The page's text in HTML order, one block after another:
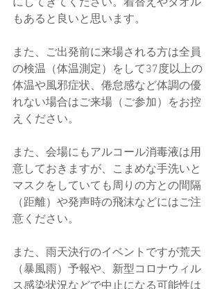
もあると良いと思います。
また、ご出発前に来場される方は全員
の検温（体温測定）をして37度以上の
体温や風邪症状、倦怠感など体調の優
れない場合はご来場（ご参加）をお控
えください。
また、会場にもアルコール消毒液は用
意しておきますが、こまめな手洗いと
マスクをしていても周りの方との間隔
（距離）や発声時の飛沫などにはご注
意ください。
また、雨天決行のイベントですが荒天
（暴風雨）予報や、新型コロナウィル
ス感染状況などで中止になる可能性は